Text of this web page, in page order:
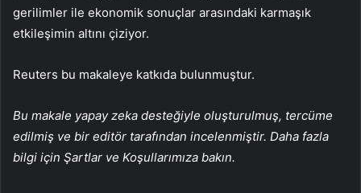
gerilimler ile ekonomik sonuçlar arasındaki karmaşık
etkileşimin altını çiziyor.
Reuters bu makaleye katkıda bulunmuştur.
Bu makale yapay zeka desteğiyle oluşturulmuş, tercüme
edilmiş ve bir editör tarafından incelenmiştir. Daha fazla
bilgi için Şartlar ve Koşullarımıza bakın.